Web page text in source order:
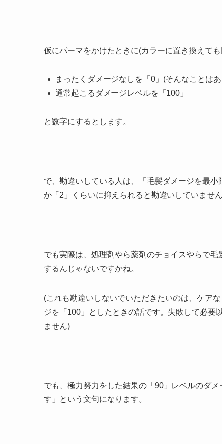
仮にパーマをかけたときに(カラーに置き換えて
まったくダメージなしを「0」(そんなことは
通常起こるダメージレベルを「100」
と数字にするとします。
で、勘違いしている人は、「毛髪ダメージを最
か「2」くらいに抑えられると勘違いしていませ
でも実際は、処理剤やら薬剤のチョイスやらで
するんじゃないですかね。
(これも勘違いしないでいただきたいのは、ケア
ジを「100」としたときの話です。失敗して必要
ません)
でも、極力努力をした結果の「90」レベルのダ
す」という文句になります。